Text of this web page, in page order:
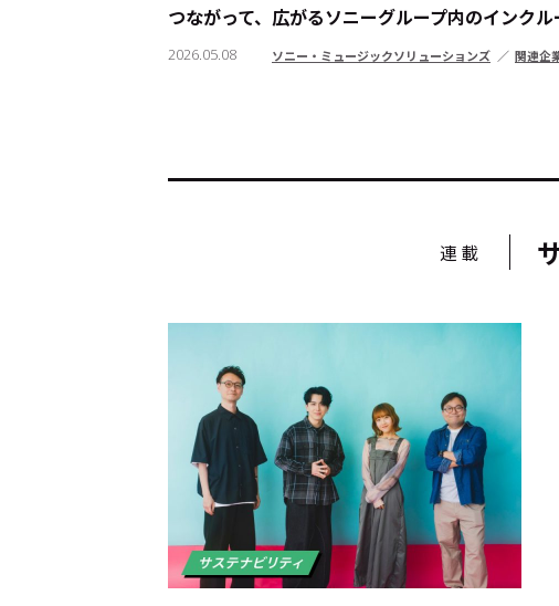
トップ Top
Cocotameとは
運営会社 プライバシーポリシー 本サイトご
つながって、広がる――ソニーグループ内のイン
2026.05.08 ソニー・ミュージックソリューションズ 関連企
連載